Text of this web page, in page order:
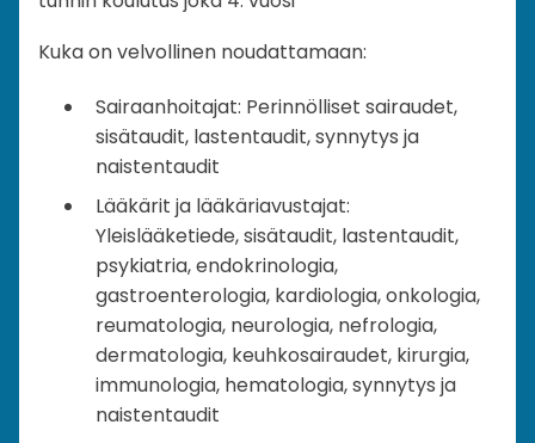
Kuka on velvollinen noudattamaan:
Sairaanhoitajat: Perinnölliset sairaudet,
sisätaudit, lastentaudit, synnytys ja
naistentaudit
Lääkärit ja lääkäriavustajat:
Yleislääketiede, sisätaudit, lastentaudit,
psykiatria, endokrinologia,
gastroenterologia, kardiologia, onkologia,
reumatologia, neurologia, nefrologia,
dermatologia, keuhkosairaudet, kirurgia,
immunologia, hematologia, synnytys ja
naistentaudit